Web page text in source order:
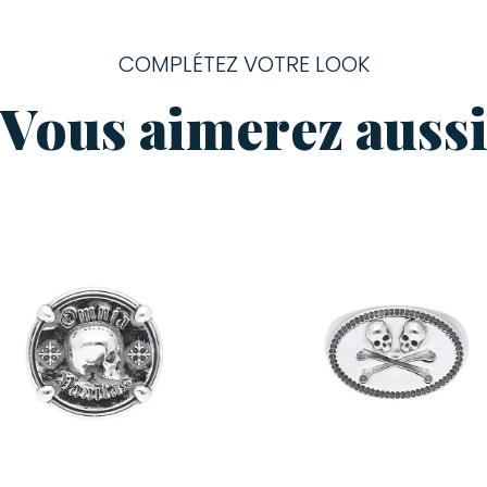
COMPLÉTEZ VOTRE LOOK
Vous aimerez aussi